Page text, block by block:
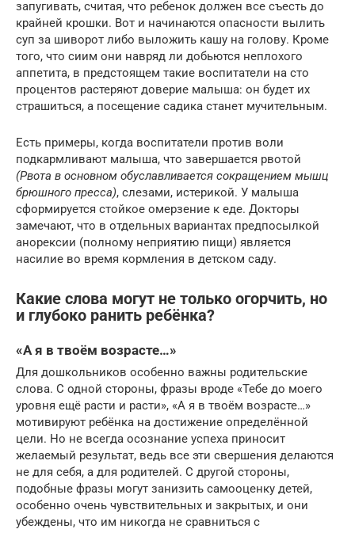
запугивать, считая, что ребенок должен все съесть до
крайней крошки. Вот и начинаются опасности вылить
суп за шиворот либо выложить кашу на голову. Кроме
того, что сиим они навряд ли добьются неплохого
аппетита, в предстоящем такие воспитатели на сто
процентов растеряют доверие малыша: он будет их
страшиться, а посещение садика станет мучительным.
Есть примеры, когда воспитатели против воли
подкармливают малыша, что завершается рвотой
(Рвота в основном обуславливается сокращением мышц
брюшного пресса), слезами, истерикой. У малыша
сформируется стойкое омерзение к еде. Докторы
замечают, что в отдельных вариантах предпосылкой
анорексии (полному неприятию пищи) является
насилие во время кормления в детском саду.
Какие слова могут не только огорчить, но
и глубоко ранить ребёнка?
«А я в твоём возрасте…»
Для дошкольников особенно важны родительские
слова. С одной стороны, фразы вроде «Тебе до моего
уровня ещё расти и расти», «А я в твоём возрасте…»
мотивируют ребёнка на достижение определённой
цели. Но не всегда осознание успеха приносит
желаемый результат, ведь все эти свершения делаются
не для себя, а для родителей. С другой стороны,
подобные фразы могут занизить самооценку детей,
особенно очень чувствительных и закрытых, и они
убеждены, что им никогда не сравниться с